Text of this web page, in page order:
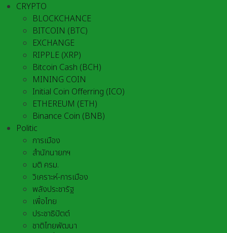
CRYPTO
BLOCKCHANCE
BITCOIN (BTC)
EXCHANGE
RIPPLE (XRP)
Bitcoin Cash (BCH)
MINING COIN
Initial Coin Offerring (ICO)
ETHEREUM (ETH)
Binance Coin (BNB)
Politic
การเมือง
สำนักนายกฯ
มติ ครม.
วิเคราะห์-การเมือง
พลังประชารัฐ
เพื่อไทย
ประชาธิปัตต์
ชาติไทยพัฒนา